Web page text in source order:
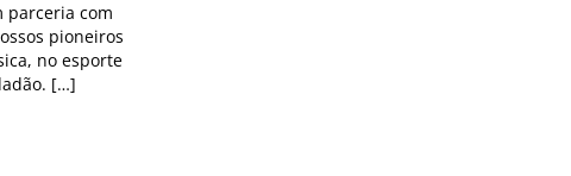
parceria com
pioneiros
no esporte
[…]